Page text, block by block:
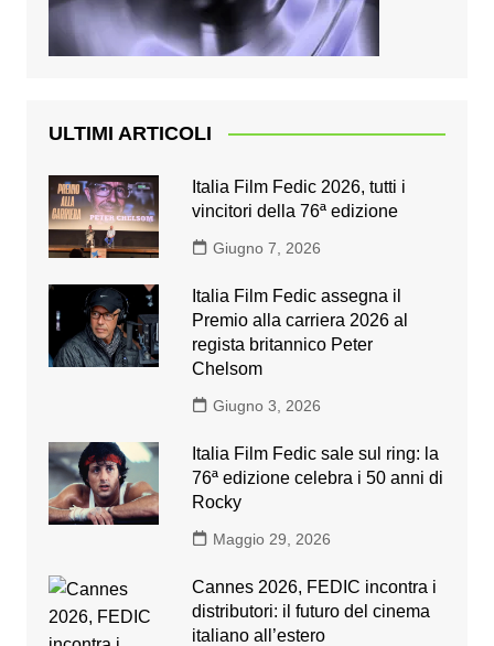
ULTIMI ARTICOLI
Italia Film Fedic 2026, tutti i
vincitori della 76ª edizione
Giugno 7, 2026
Italia Film Fedic assegna il
Premio alla carriera 2026 al
regista britannico Peter
Chelsom
Giugno 3, 2026
Italia Film Fedic sale sul ring: la
76ª edizione celebra i 50 anni di
Rocky
Maggio 29, 2026
Cannes 2026, FEDIC incontra i
distributori: il futuro del cinema
italiano all’estero